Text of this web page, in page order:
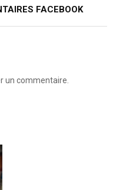
FACEBOOK
un commentaire.